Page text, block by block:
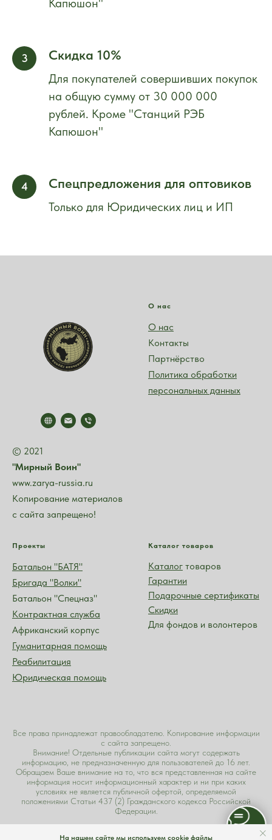
На нашем сайте мы используем cookie файлы
Капюшон"
Скидка 10%
Для покупателей совершивших покупок
на общую сумму от 30 000 000
рублей. Кроме "Станций РЭБ
Капюшон"
Спецпредложения для оптовиков
Только для Юридических лиц и ИП
© 2021
"Мирный Воин"
www.zarya-russia.ru
Копирование материалов
с сайта запрещено!
О нас
О нас
Контакты
Партнёрство
Политика обработки
персональных данных
Проекты
Батальон "БАТЯ"
Бригада "Волки"
Батальон "Спецназ"
Контрактная служба
Африканский корпус
Гуманитарная помощь
Реабилитация
Юридическая помощь
Каталог товаров
Каталог товаров
Гарантии
Подарочные сертификаты
Скидки
Для фондов и волонтеров
Все права принадлежат правообладателю. Копирование информации
с сайта запрещено.
Внимание! Отдельные публикации сайта могут содержать
информацию, не предназначенную для пользователей до 16 лет.
Обращаем Ваше внимание на то, что вся представленная на сайте
информация носит информационный характер и ни при каких
условиях не является публичной офертой, определяемой
положениями Статьи 437 (2) Гражданского кодекса Российской
Федерации.